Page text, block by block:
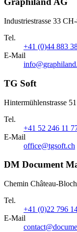
Industriestrasse 33
Tel.
+41 (0)44 883
E-Mail
TG Soft
Hintermühlenstrasse
Tel.
+41 52 246 11
E-Mail
office@tgsoft.ch
DM Document
Chemin Château-
Tel.
+41 (0)22 796
E-Mail